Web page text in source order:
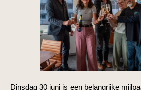
Dinsdag 30 juni is een belangrijke